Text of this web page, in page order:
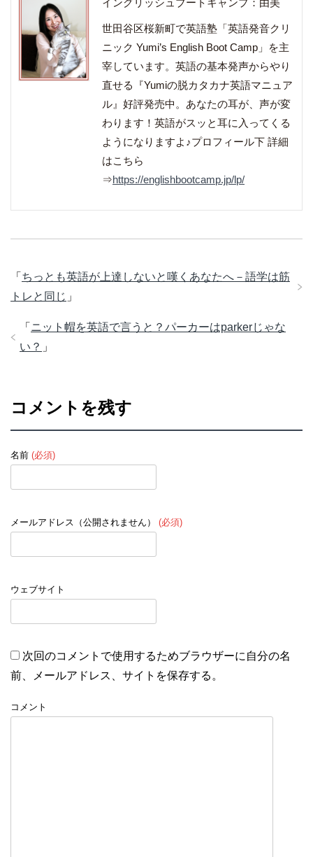
イングリッシュブートキャンプ：由美
世田谷区桜新町で英語塾「英語発音クリ
ニック Yumi’s English Boot Camp」を主
宰しています。英語の基本発声からやり
直せる『Yumiの脱カタカナ英語マニュア
ル』好評発売中。あなたの耳が、声が変
わります！英語がスッと耳に入ってくる
ようになりますよ♪プロフィール下 詳細
はこちら
⇒https://englishbootcamp.jp/lp/
「 ちっとも英語が上達しないと嘆くあなたへ－語学は筋
トレと同じ 」
「 ニット帽を英語で言うと？パーカーはparkerじゃな
い？ 」
コメントを残す
名前 (必須)
メールアドレス（公開されません） (必須)
ウェブサイト
次回のコメントで使用するためブラウザーに自分の名
前、メールアドレス、サイトを保存する。
コメント